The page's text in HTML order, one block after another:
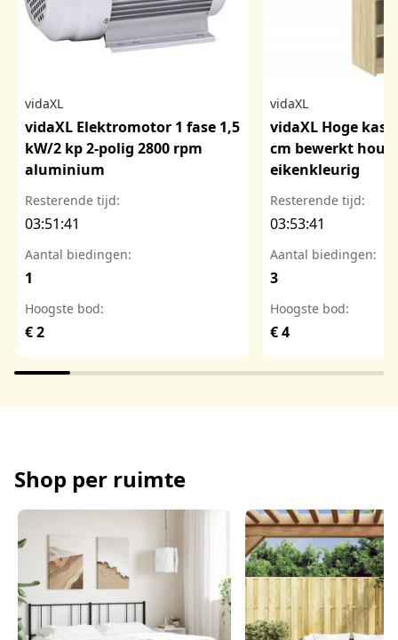
vidaXL
vidaXL Elektromotor 1 fase 1,5
kW/2 kp 2-polig 2800 rpm
aluminium
Resterende tijd:
03:51:40
Aantal biedingen:
1
Hoogste bod:
€ 2
vidaXL
vidaXL Hoge kast
cm bewerkt hout
eikenkleurig
Resterende tijd:
03:53:40
Aantal biedingen:
3
Hoogste bod:
€ 4
Shop per ruimte